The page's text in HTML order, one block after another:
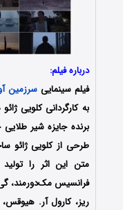
درباره فیلم:
فیلم سینماییسرزمین
برنده جایزه شیر
طرحی از کلویی ژائو
متن این اثر را
فرانسیس مک‌دورمند، گی
ریز، کارول آر.